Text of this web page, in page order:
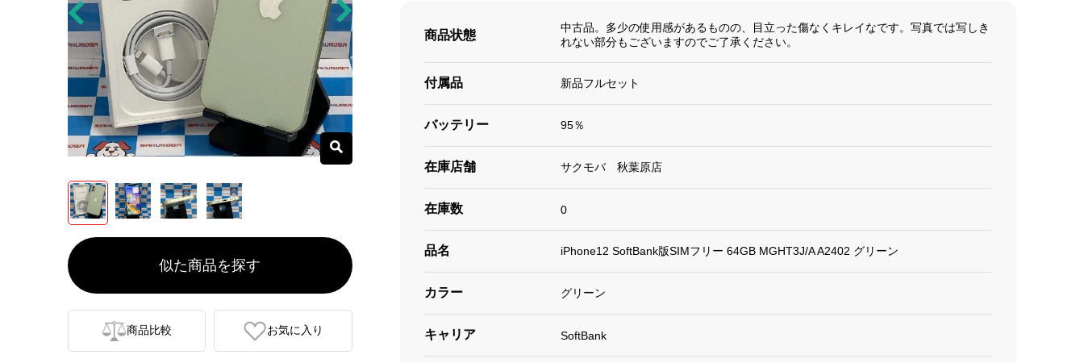
似た商品を探す
商品比較 お気に入り
商品状態
中古品。多少の使用感があるものの、目立った傷なくキレイなです。写真では写しき
れない部分もございますのでご了承ください。
付属品 新品フルセット
バッテリー 95％
在庫店舗 サクモバ 秋葉原店
在庫数 0
品名 iPhone12 SoftBank版SIMフリー 64GB MGHT3J/A A2402 グリーン
カラー グリーン
キャリア SoftBank